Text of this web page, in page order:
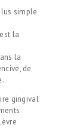
simple
la
la
de
gingival